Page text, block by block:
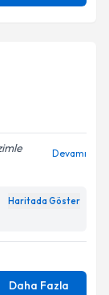
Devamı
Haritada Göster
Daha Fazla